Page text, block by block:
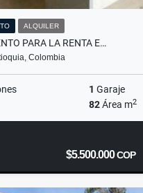
ALQUILER
PARA LA RENTA E…
Colombia
1 Garaje
82Área m2
$5.500.000COP